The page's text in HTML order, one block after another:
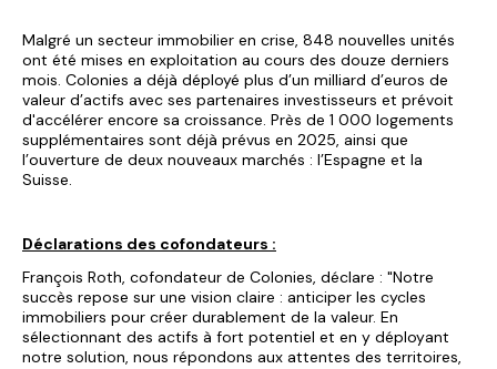
Malgré un secteur immobilier en crise, 848 nouvelles unités
ont été mises en exploitation au cours des douze derniers
mois. Colonies a déjà déployé plus d’un milliard d’euros de
valeur d’actifs avec ses partenaires investisseurs et prévoit
d'accélérer encore sa croissance. Près de 1 000 logements
supplémentaires sont déjà prévus en 2025, ainsi que
l’ouverture de deux nouveaux marchés : l’Espagne et la
Suisse.
Déclarations des cofondateurs :
François Roth, cofondateur de Colonies, déclare : "Notre
succès repose sur une vision claire : anticiper les cycles
immobiliers pour créer durablement de la valeur. En
sélectionnant des actifs à fort potentiel et en y déployant
notre solution, nous répondons aux attentes des territoires,